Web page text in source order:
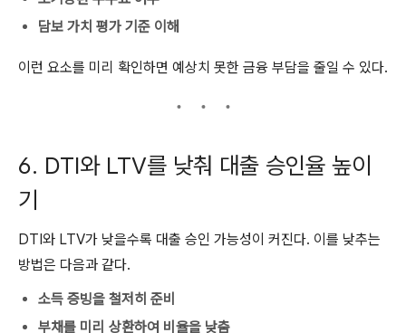
담보 가치 평가 기준 이해
이런 요소를 미리 확인하면 예상치 못한 금융 부담을 줄일 수 있다.
6. DTI와 LTV를 낮춰 대출 승인율 높이
기
DTI와 LTV가 낮을수록 대출 승인 가능성이 커진다. 이를 낮추는
방법은 다음과 같다.
소득 증빙을 철저히 준비
부채를 미리 상환하여 비율을 낮춤